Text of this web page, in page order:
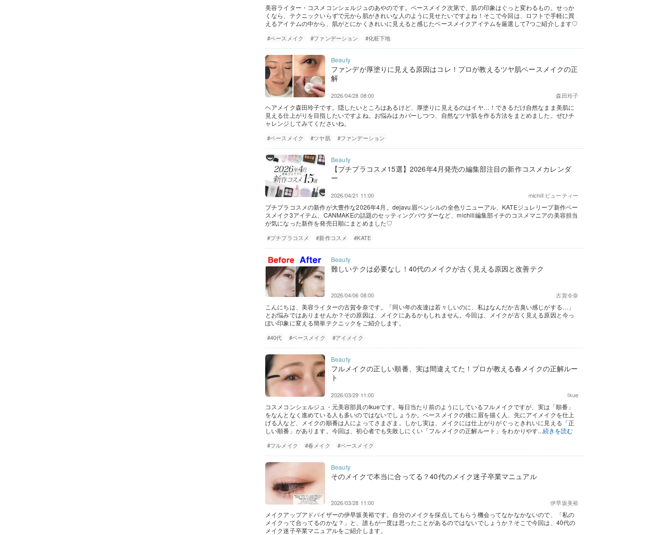
美容ライター・コスメコンシェルジュのあやのです。ベースメイク次第で、肌の印象はぐっと変わるもの。せっか
くなら、テクニックいらずで元から肌がきれいな人のように見せたいですよね！そこで今回は、ロフトで手軽に買
えるアイテムの中から、肌がとにかくきれいに見えると感じたベースメイクアイテムを厳選して7つご紹介します♡
#ベースメイク #ファンデーション #化粧下地
ファンデが厚塗りに見える原因はコレ！プロが教えるツヤ肌ベースメイクの正
解
森田玲子
2026/04/28 08:00
ヘアメイク森田玲子です。隠したいところはあるけど、厚塗りに見えるのはイヤ…！できるだけ自然なまま美肌に
見える仕上がりを目指したいですよね。お悩みはカバーしつつ、自然なツヤ肌を作る方法をまとめました。ぜひチ
ャレンジしてみてくださいね。
#ベースメイク #ツヤ肌 #ファンデーション
【プチプラコスメ15選】2026年4月発売の編集部注目の新作コスメカレンダ
ー
michill ビューティー
2026/04/21 11:00
プチプラコスメの新作が大豊作な2026年4月。dejavu眉ペンシルの全色リニューアル、KATEジュレリープ新作ベー
スメイク3アイテム、CANMAKEの話題のセッティングパウダーなど、michill編集部イチのコスメマニアの美容担当
が気になった新作を発売日順にまとめました♡
#プチプラコスメ #新作コスメ #KATE
難しいテクは必要なし！40代のメイクが古く見える原因と改善テク
古賀令奈
2026/04/06 08:00
こんにちは、美容ライターの古賀令奈です。「同い年の友達は若々しいのに、私はなんだか古臭い感じがする…」
とお悩みではありませんか？その原因は、メイクにあるかもしれません。今回は、メイクが古く見える原因と今っ
ぽい印象に変える簡単テクニックをご紹介します。
#40代 #ベースメイク #アイメイク
フルメイクの正しい順番、実は間違えてた！プロが教える春メイクの正解ルー
ト
Ikue
2026/03/29 11:00
コスメコンシェルジュ・元美容部員のIkueです。毎日当たり前のようにしているフルメイクですが、実は「順番」
をなんとなく進めている人も多いのではないでしょうか。ベースメイクの後に眉を描く人、先にアイメイクを仕上
げる人など、メイクの順番は人によってさまざま。しかし実は、メイクには仕上がりがぐっときれいに見える「正
しい順番」があります。今回は、初心者でも失敗しにくい「フルメイクの正解ルート」をわかりやす...続きを読む
#フルメイク #春メイク #ベースメイク
そのメイクで本当に合ってる？40代のメイク迷子卒業マニュアル
伊早坂美裕
2026/03/28 11:00
メイクアップアドバイザーの伊早坂美裕です。自分のメイクを採点してもらう機会ってなかなかないので、「私の
メイクって合ってるのかな？」と、誰もが一度は思ったことがあるのではないでしょうか？そこで今回は、40代の
メイク迷子卒業マニュアルをご紹介します。